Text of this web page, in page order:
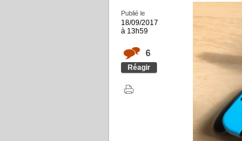
Publié le
18/09/2017
à 13h59
6
Réagir